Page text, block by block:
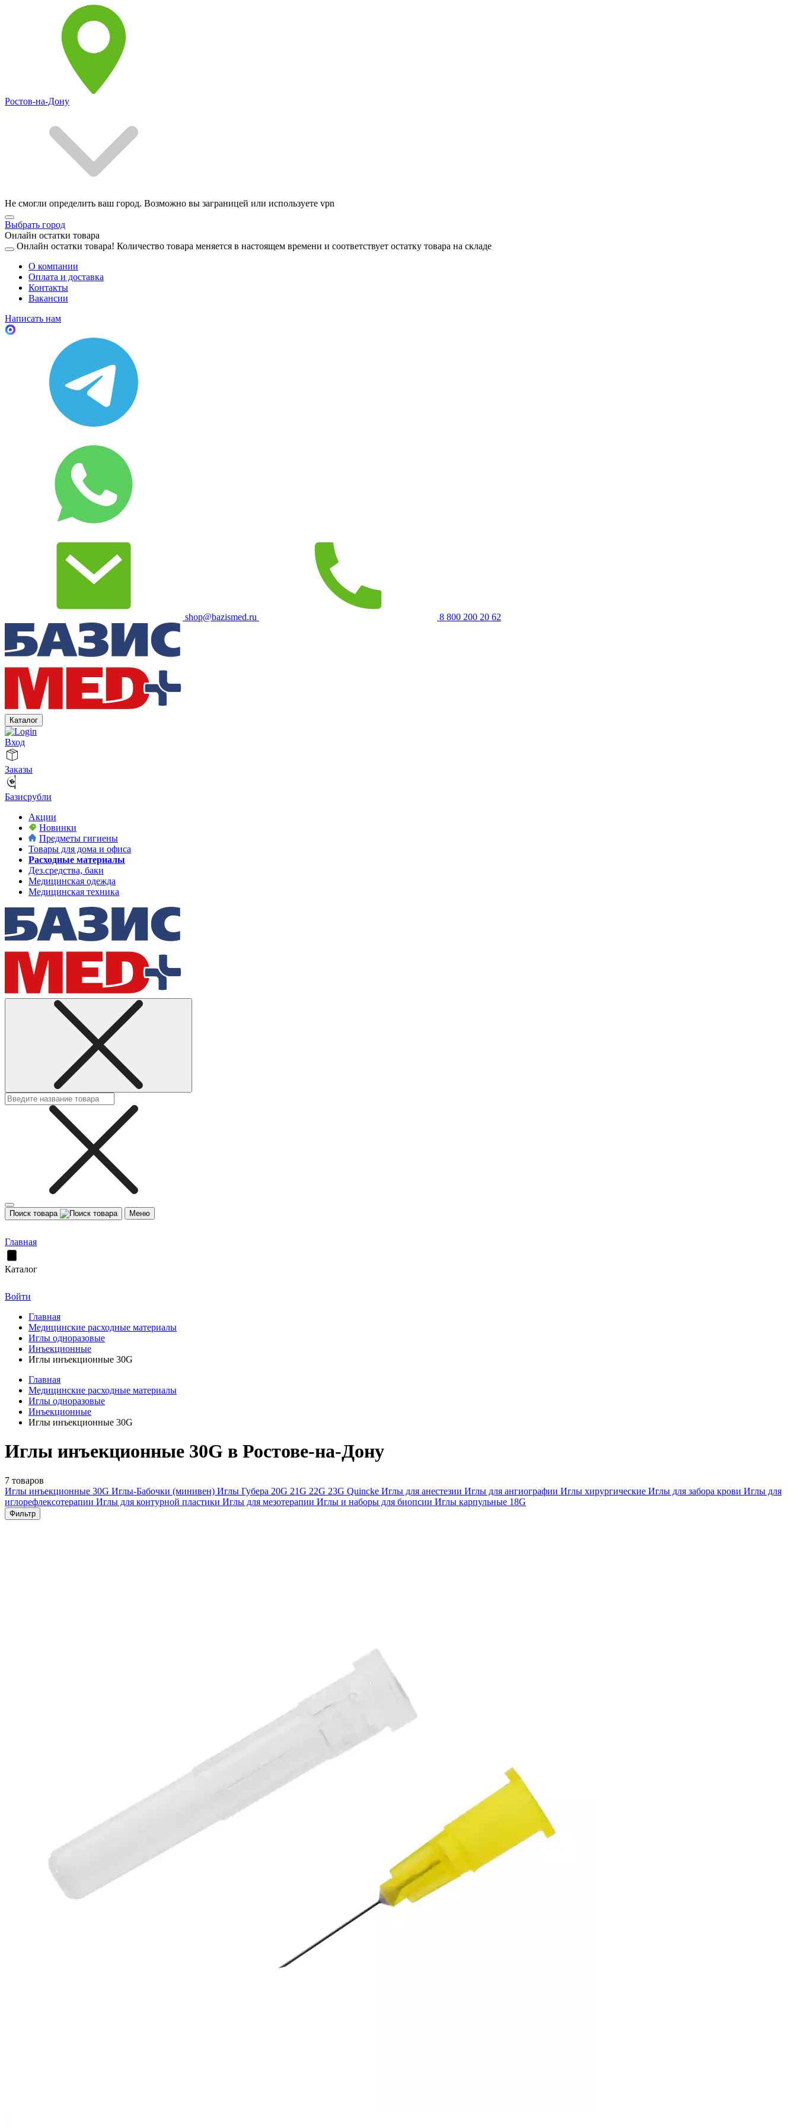
Ростов-на-Дону
Не смогли определить ваш город. Возможно вы заграницей или используете vpn
Выбрать город
Онлайн остатки товара
Онлайн остатки товара! Количество товара меняется в настоящем времени и соответствует остатку товара на складе
О компании
Оплата и доставка
Контакты
Вакансии
Написать нам
shop@bazismed.ru 8 800 200 20 62
Каталог
Вход
Заказы
Базисрубли
Акции
Новинки
Предметы гигиены
Товары для дома и офиса
Расходные материалы
Дез.средства, баки
Медицинская одежда
Медицинская техника
Поиск товара Меню
Главная
Каталог
Войти
Главная
Медицинские расходные материалы
Иглы одноразовые
Инъекционные
Иглы инъекционные 30G
Главная
Медицинские расходные материалы
Иглы одноразовые
Инъекционные
Иглы инъекционные 30G
Иглы инъекционные 30G в Ростове-на-Дону
7 товаров
Иглы инъекционные 30G Иглы-Бабочки (минивен) Иглы Губера 20G 21G 22G 23G Quincke Иглы для анестезии Иглы для ангиографии Иглы хирургические Иглы для забора крови Иглы для
иглорефлексотерапии Иглы для контурной пластики Иглы для мезотерапии Иглы и наборы для биопсии Иглы карпульные 18G
Фильтр